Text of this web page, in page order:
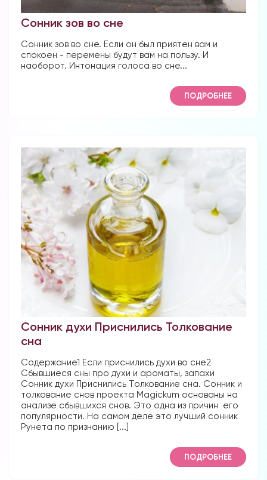
Сонник зов во сне
Сонник зов во сне. Если он был приятен вам и
спокоен - перемены будут вам на пользу. И
наоборот. Интонация голоса во сне...
ПОДРОБНЕЕ
Сонник духи Приснились Толкование
сна
Содержание1 Если приснились духи во сне2
Сбывшиеся сны про духи и ароматы, запахи
Сонник духи Приснились Толкование сна. Сонник и
толкование снов проекта Magickum основаны на
анализе сбывшихся снов. Это одна из причин его
популярности. На самом деле это лучший сонник
Рунета по признанию [...]
ПОДРОБНЕЕ